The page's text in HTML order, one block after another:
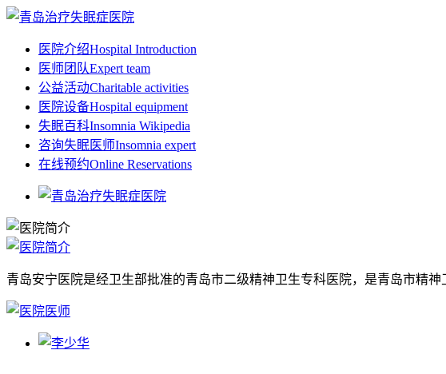
医院介绍Hospital Introduction
医师团队Expert team
公益活动Charitable activities
医院设备Hospital equipment
失眠百科Insomnia Wikipedia
咨询失眠医师Insomnia expert
在线预约Online Reservations
青岛安宁医院是经卫生部批准的青岛市二级精神卫生专科医院，是青岛市精神